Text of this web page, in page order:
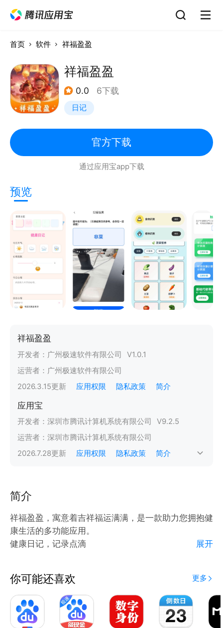
首页 软件 祥福盈盈
祥福盈盈
0.0 6下载
日记
官方下载
通过应用宝app下载
预览
祥福盈盈
开发者： 广州极速软件有限公司 V1.0.1
运营者： 广州极速软件有限公司
2026.3.15更新 应用权限 隐私政策 简介
应用宝
开发者： 深圳市腾讯计算机系统有限公司 V9.2.5
运营者： 深圳市腾讯计算机系统有限公司
2026.7.28更新 应用权限 隐私政策 简介
简介
祥福盈盈，寓意着吉祥福运满满，是一款助力您拥抱健
康生活的多功能应用。
健康日记，记录点滴
感受，关注身心健康。
智能识别，探索自然
具备食物和植物识别功能，拍摄后快速获取识别结果，
帮您认识各类食物与植物，满足好奇心与求知欲。
展开
你可能还喜欢 更多